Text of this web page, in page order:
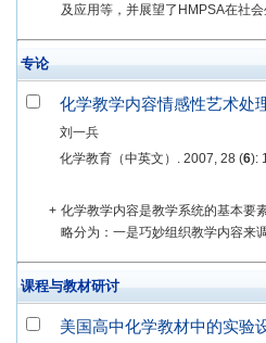
及应用等，并展望了HMPSA在社会
专论
化学教学内容情感性艺术处
刘一兵
化学教育（中英文）. 2007, 28 (6):
+ 化学教学内容是教学系统的基本要
略分为：一是巧妙组织教学内容来
课程与教材研讨
美国高中化学教材中的实验